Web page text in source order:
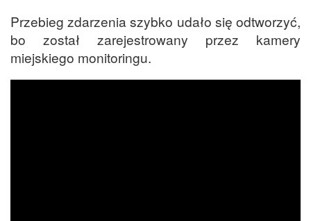
Przebieg zdarzenia szybko udało się odtworzyć,
bo został zarejestrowany przez kamery
miejskiego monitoringu.